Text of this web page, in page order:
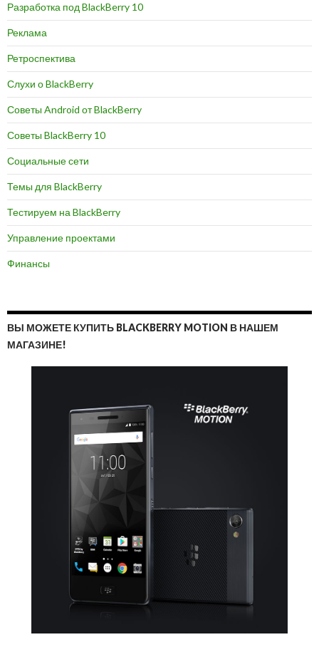
Разработка под BlackBerry 10
Реклама
Ретроспектива
Слухи о BlackBerry
Советы Android от BlackBerry
Советы BlackBerry 10
Социальные сети
Темы для BlackBerry
Тестируем на BlackBerry
Управление проектами
Финансы
ВЫ МОЖЕТЕ КУПИТЬ BLACKBERRY MOTION В НАШЕМ
МАГАЗИНЕ!